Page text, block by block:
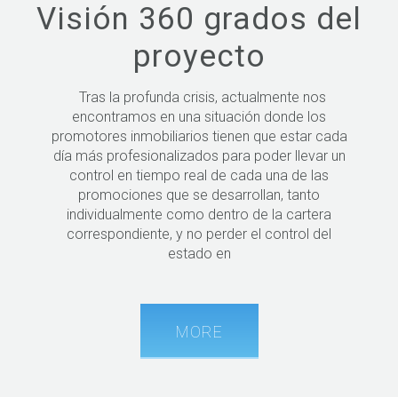
Visión 360 grados del
proyecto
Tras la profunda crisis, actualmente nos
encontramos en una situación donde los
promotores inmobiliarios tienen que estar cada
día más profesionalizados para poder llevar un
control en tiempo real de cada una de las
promociones que se desarrollan, tanto
individualmente como dentro de la cartera
correspondiente, y no perder el control del
estado en
MORE